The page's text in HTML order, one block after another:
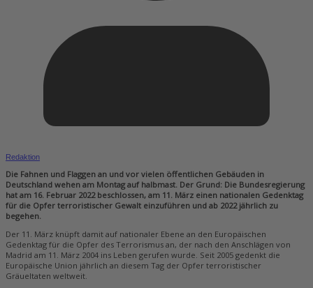
Redaktion
Die Fahnen und Flaggen an und vor vielen öffentlichen Gebäuden in
Deutschland wehen am Montag auf halbmast. Der Grund: Die Bundesregierung
hat am 16. Februar 2022 beschlossen, am 11. März einen nationalen Gedenktag
für die Opfer terroristischer Gewalt einzuführen und ab 2022 jährlich zu
begehen.
Der 11. März knüpft damit auf nationaler Ebene an den Europäischen
Gedenktag für die Opfer des Terrorismus an, der nach den Anschlägen von
Madrid am 11. März 2004 ins Leben gerufen wurde. Seit 2005 gedenkt die
Europäische Union jährlich an diesem Tag der Opfer terroristischer
Gräueltaten weltweit.